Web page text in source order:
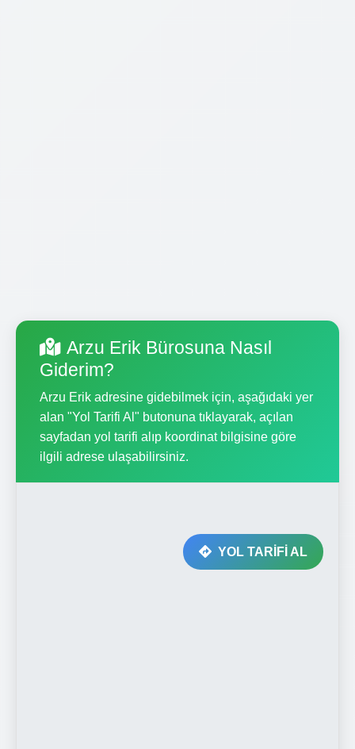
Arzu Erik Bürosuna Nasıl
Giderim?
Arzu Erik adresine gidebilmek için, aşağıdaki yer
alan "Yol Tarifi Al" butonuna tıklayarak, açılan
sayfadan yol tarifi alıp koordinat bilgisine göre
ilgili adrese ulaşabilirsiniz.
YOL TARİFİ AL